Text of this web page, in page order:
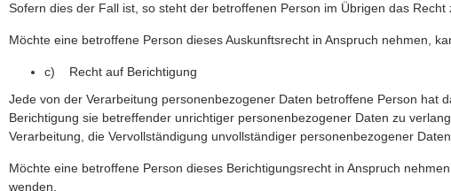
Sofern dies der Fall ist, so steht der betroffenen Person im Übrigen das
Möchte eine betroffene Person dieses Auskunftsrecht in Anspruch nehmen,
c) Recht auf Berichtigung
Jede von der Verarbeitung personenbezogener Daten betroffene Person hat
Berichtigung sie betreffender unrichtiger personenbezogener Daten zu
Verarbeitung, die Vervollständigung unvollständiger personenbezogener
Möchte eine betroffene Person dieses Berichtigungsrecht in Anspruch
wenden.